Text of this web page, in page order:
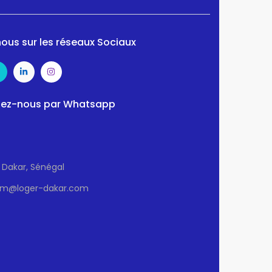
sur les réseaux Sociaux
nous par Whatsapp
Sénégal
dakar.com